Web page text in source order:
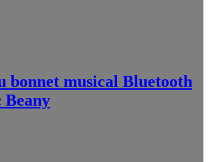
bonnet musical Bluetooth
Beany